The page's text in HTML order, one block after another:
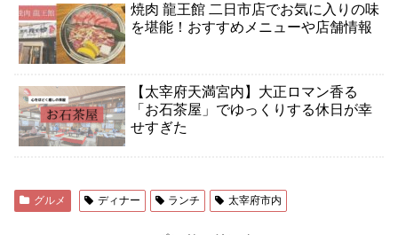
焼肉 龍王館 二日市店でお気に入りの味
を堪能！おすすめメニューや店舗情報
【太宰府天満宮内】大正ロマン香る
「お石茶屋」でゆっくりする休日が幸
せすぎた
グルメ ディナー ランチ 太宰府市内